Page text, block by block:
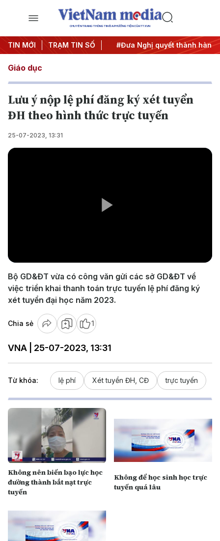
CHUYÊN TRANG THÔNG TIN ĐA PHƯƠNG TIỆN CỦA TTXVN
TIN MỚI TRẠM TIN SỐ
ương 3 #APEC 2027 #Đưa Nghị quyết thành hành
Giáo dục
Lưu ý nộp lệ phí đăng ký xét tuyển
ĐH theo hình thức trực tuyến
25-07-2023, 13:31
Video
Bộ GD&ĐT vừa có công văn gửi các sở GD&ĐT về
việc triển khai thanh toán trực tuyến lệ phí đăng ký
xét tuyển đại học năm 2023.
Chia sẻ 1
VNA | 25-07-2023, 13:31
Từ khóa: lệ phí Xét tuyển ĐH, CĐ trực tuyến
Không nên biến bạo lực học
đường thành bắt nạt trực
tuyến
Không để học sinh học trực
tuyến quá lâu